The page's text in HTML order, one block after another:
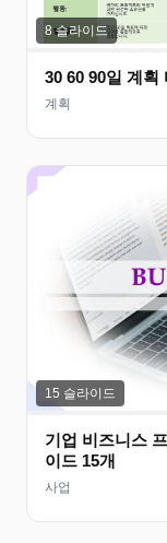
8 슬라이드
30 60 90일 계획
계획
15 슬라이드
기업 비즈니스
이드 15개
사업